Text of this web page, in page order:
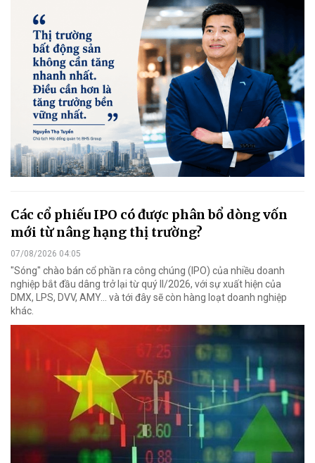
Các cổ phiếu IPO có được phân bổ dòng vốn
mới từ nâng hạng thị trường?
07/08/2026 04:05
"Sóng" chào bán cổ phần ra công chúng (IPO) của nhiều doanh
nghiệp bắt đầu dâng trở lại từ quý II/2026, với sự xuất hiện của
DMX, LPS, DVV, AMY... và tới đây sẽ còn hàng loạt doanh nghiệp
khác.